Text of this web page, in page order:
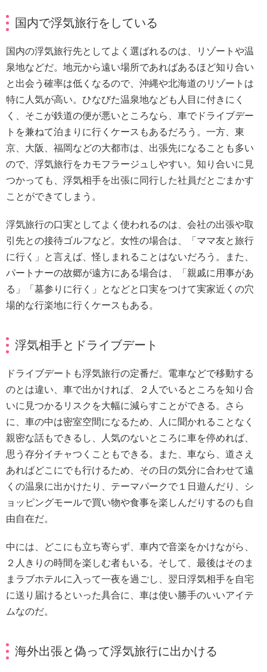
国内で浮気旅行をしている
国内の浮気旅行先としてよく選ばれるのは、リゾートや温
泉地などだ。地元から遠い場所であればあるほど知り合い
と出会う確率は低くなるので、沖縄や北海道のリゾートは
特に人気が高い。ひなびた温泉地なども人目に付きにく
く、そこが鉄道の便が悪いところなら、車でドライブデー
トを兼ねて泊まりに行くケースもあるだろう。一方、東
京、大阪、福岡などの大都市は、出張先になることも多い
ので、浮気旅行をカモフラージュしやすい。知り合いに見
つかっても、浮気相手を出張に同行した社員だとごまかす
ことができてしまう。
浮気旅行の口実としてよく使われるのは、会社の出張や取
引先との接待ゴルフなど。女性の場合は、「ママ友と旅行
に行く」と言えば、怪しまれることはないだろう。また、
パートナーの故郷が遠方にある場合は、「親戚に用事があ
る」「墓参りに行く」となどと口実をつけて実家近くの穴
場的な行楽地に行くケースもある。
浮気相手とドライブデート
ドライブデートも浮気旅行の定番だ。電車などで移動する
のとは違い、車で出かければ、２人でいるところを知り合
いに見つかるリスクを大幅に減らすことができる。さら
に、車の中は密室空間になるため、人に聞かれることなく
親密な話もできるし、人気のないところに車を停めれば、
思う存分イチャつくこともできる。また、車なら、道さえ
あればどこにでも行けるため、その日の気分に合わせて遠
くの温泉に出かけたり、テーマパークで１日遊んだり、シ
ョッピングモールで買い物や食事を楽しんだりするのも自
由自在だ。
中には、どこにも立ち寄らず、車内で音楽をかけながら、
２人きりの時間を楽しむ者もいる。そして、最後はそのま
まラブホテルに入って一夜を過ごし、翌日浮気相手を自宅
に送り届けるといった具合に、車は使い勝手のいいアイテ
ムなのだ。
海外出張と偽って浮気旅行に出かける